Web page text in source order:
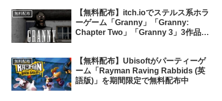
無料配布
【無料配布】itch.ioでステルス系ホラ
ーゲーム「Granny」「Granny:
Chapter Two」「Granny 3」3作品が
無料配布
【無料配布】Ubisoftがパーティーゲ
ーム「Rayman Raving Rabbids (英
語版)」を期間限定で無料配布中